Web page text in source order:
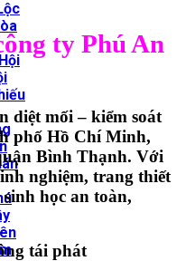
ty Phú An
diệt mối – kiểm soát
phố Hồ Chí Minh,
Bình Thạnh. Với
nghiệm, trang thiết
học an toàn,
tái phát